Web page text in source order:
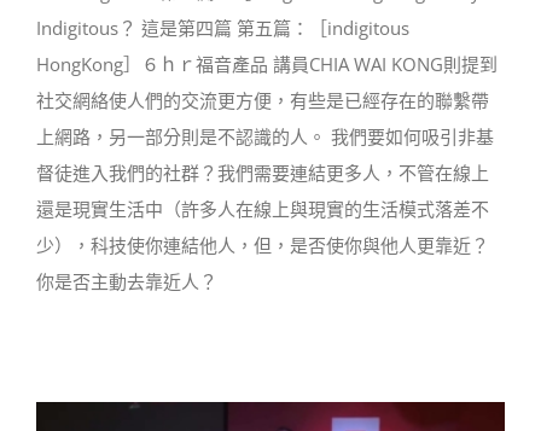
Indigitous？ 這是第四篇 第五篇：［indigitous
HongKong］６ｈｒ福音產品 講員CHIA WAI KONG則提到
社交網絡使人們的交流更方便，有些是已經存在的聯繫帶
上網路，另一部分則是不認識的人。 我們要如何吸引非基
督徒進入我們的社群？我們需要連結更多人，不管在線上
還是現實生活中（許多人在線上與現實的生活模式落差不
少），科技使你連結他人，但，是否使你與他人更靠近？
你是否主動去靠近人？